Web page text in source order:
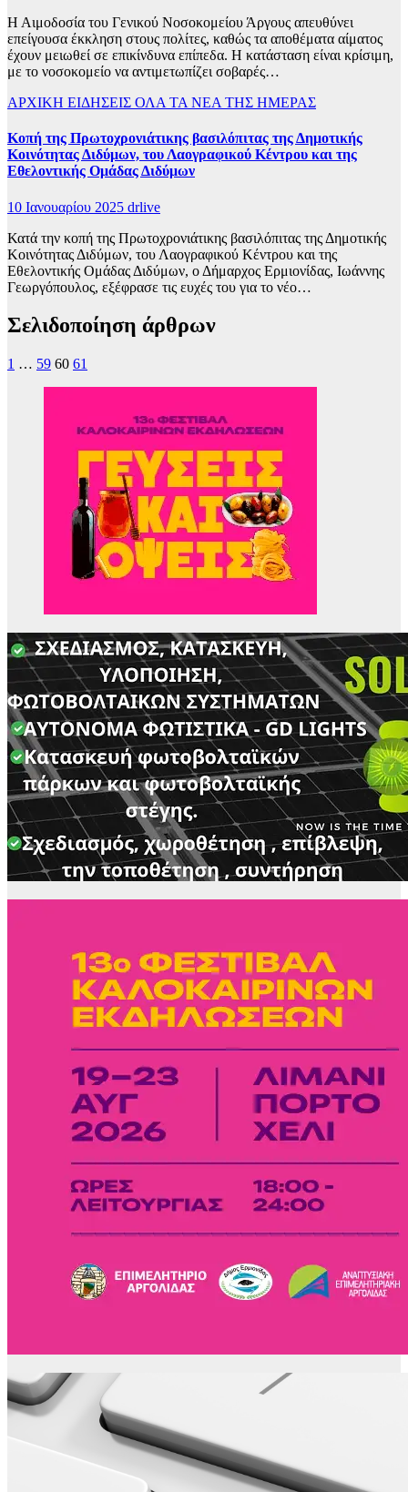
Η Αιμοδοσία του Γενικού Νοσοκομείου Άργους απευθύνει
επείγουσα έκκληση στους πολίτες, καθώς τα αποθέματα αίματος
έχουν μειωθεί σε επικίνδυνα επίπεδα. Η κατάσταση είναι κρίσιμη,
με το νοσοκομείο να αντιμετωπίζει σοβαρές…
ΑΡΧΙΚΗ ΕΙΔΗΣΕΙΣ ΟΛΑ ΤΑ ΝΕΑ ΤΗΣ ΗΜΕΡΑΣ
Κοπή της Πρωτοχρονιάτικης βασιλόπιτας της Δημοτικής
Κοινότητας Διδύμων, του Λαογραφικού Κέντρου και της
Εθελοντικής Ομάδας Διδύμων
10 Ιανουαρίου 2025 drlive
Κατά την κοπή της Πρωτοχρονιάτικης βασιλόπιτας της Δημοτικής
Κοινότητας Διδύμων, του Λαογραφικού Κέντρου και της
Εθελοντικής Ομάδας Διδύμων, ο Δήμαρχος Ερμιονίδας, Ιωάννης
Γεωργόπουλος, εξέφρασε τις ευχές του για το νέο…
Σελιδοποίηση άρθρων
1 … 59 60 61